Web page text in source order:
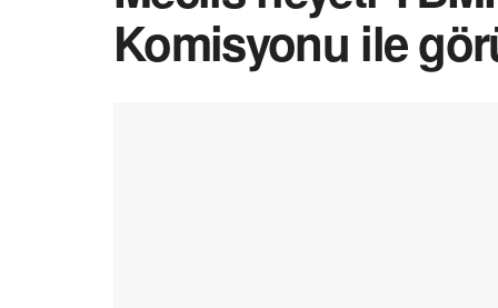
Komisyonu ile